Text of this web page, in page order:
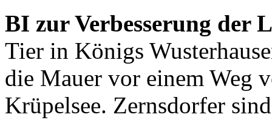
BI zur Verbesserung der
Tier in Königs
die Mauer vor einem Weg
Krüpelsee. Zernsdorfer